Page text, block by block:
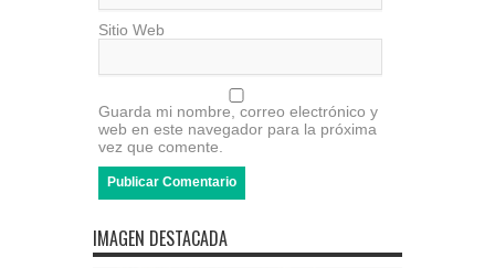
Sitio Web
Guarda mi nombre, correo electrónico y
web en este navegador para la próxima
vez que comente.
IMAGEN DESTACADA